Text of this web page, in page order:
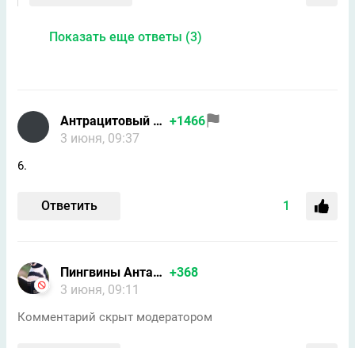
Показать еще ответы (3)
Антрацитовый волхв +1466
3 июня, 09:37
6.
Ответить 1
Пингвины Антарктиды/Форпо +368
3 июня, 09:11
Комментарий скрыт модератором